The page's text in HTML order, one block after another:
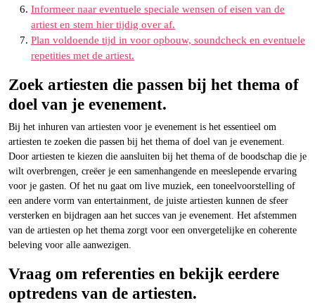
Informeer naar eventuele speciale wensen of eisen van de
artiest en stem hier tijdig over af.
Plan voldoende tijd in voor opbouw, soundcheck en eventuele
repetities met de artiest.
Zoek artiesten die passen bij het thema of
doel van je evenement.
Bij het inhuren van artiesten voor je evenement is het essentieel om
artiesten te zoeken die passen bij het thema of doel van je evenement.
Door artiesten te kiezen die aansluiten bij het thema of de boodschap die je
wilt overbrengen, creëer je een samenhangende en meeslepende ervaring
voor je gasten. Of het nu gaat om live muziek, een toneelvoorstelling of
een andere vorm van entertainment, de juiste artiesten kunnen de sfeer
versterken en bijdragen aan het succes van je evenement. Het afstemmen
van de artiesten op het thema zorgt voor een onvergetelijke en coherente
beleving voor alle aanwezigen.
Vraag om referenties en bekijk eerdere
optredens van de artiesten.